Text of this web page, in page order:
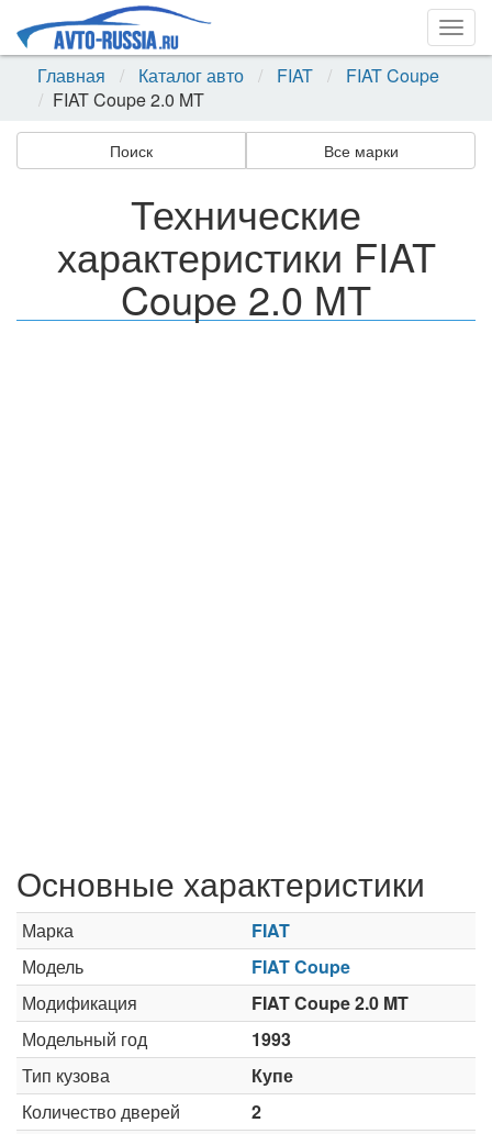
Главная
Каталог авто FIAT
FIAT Coupe
FIAT Coupe 2.0 MT
Поиск Все марки
Технические
характеристики FIAT
Coupe 2.0 MT
Основные характеристики
Марка
FIAT
Модель
FIAT Coupe
Модификация
FIAT Coupe 2.0 MT
Модельный год
1993
Тип кузова
Купе
Количество дверей
2